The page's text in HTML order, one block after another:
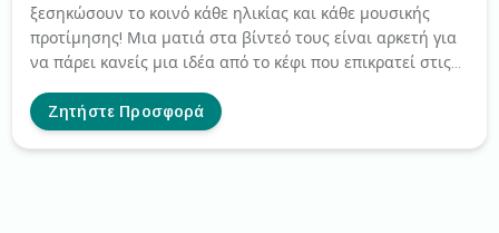
ξεσηκώσουν το κοινό κάθε ηλικίας και κάθε μουσικής
προτίμησης! Μια ματιά στα βίντεό τους είναι αρκετή για
να πάρει κανείς μια ιδέα από το κέφι που επικρατεί στις
πλέον απαιτητικές διοργανώσεις και με ποικιλία
ρεπερτορίου που ικανοποιεί και τα πιο δύσκολα γούστα,
Ζητήστε Προσφορά